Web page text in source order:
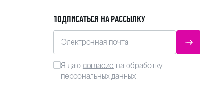
ПОДПИСАТЬСЯ НА РАССЫЛКУ
Электронная почта
Я даю согласие на обработку
персональных данных